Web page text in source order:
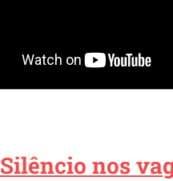
Silêncio nos